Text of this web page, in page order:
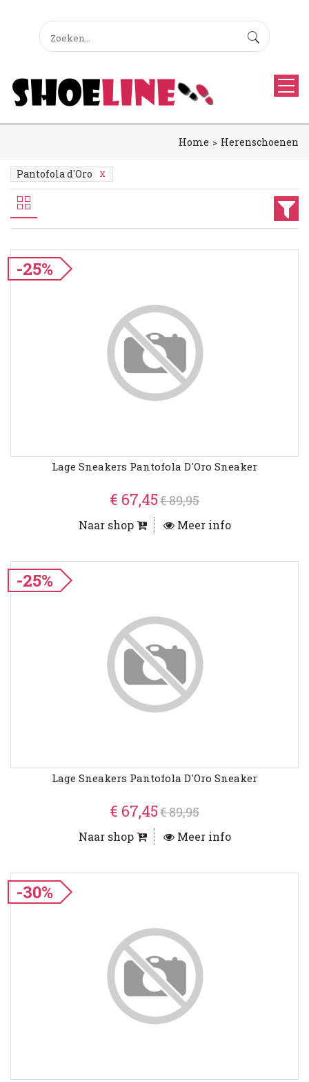
Home Herenschoenen
Pantofola d'Oro
-25%
Lage Sneakers Pantofola D'Oro Sneaker
€ 67,45€ 89,95
Naar shop Meer info
-25%
Lage Sneakers Pantofola D'Oro Sneaker
€ 67,45€ 89,95
Naar shop Meer info
-30%